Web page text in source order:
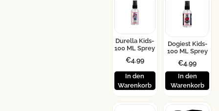
Durella Kids-
100 ML Sprey
€4.99
In den
Warenkorb
Dogiest Kids-
100 ML Sprey
€4.99
In den
Warenkorb